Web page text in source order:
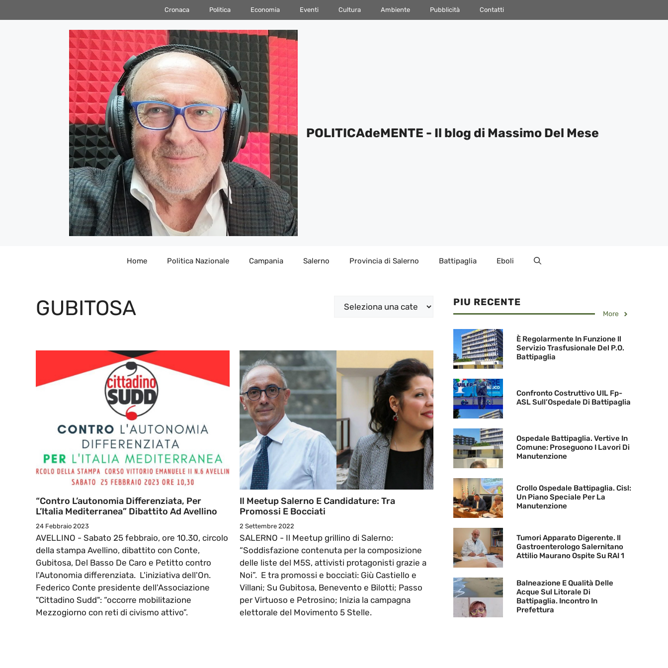
al
Cronaca Politica Economia Eventi Cultura Ambiente Pubblicità Contatti
POLITICAdeMENTE - Il blog di Massimo Del Mese
Home Politica Nazionale Campania Salerno Provincia di Salerno Battipaglia Eboli
GUBITOSA Categorie
“Contro L’autonomia Differenziata, Per
L’Italia Mediterranea” Dibattito Ad Avellino
24 Febbraio 2023
AVELLINO - Sabato 25 febbraio, ore 10.30, circolo
della stampa Avellino, dibattito con Conte,
Gubitosa, Del Basso De Caro e Petitto contro
l'Autonomia differenziata. L'iniziativa dell'On.
Federico Conte presidente dell'Associazione
"Cittadino Sudd": “occorre mobilitazione
Mezzogiorno con reti di civismo attivo”.
Il Meetup Salerno E Candidature: Tra
Promossi E Bocciati
2 Settembre 2022
SALERNO - Il Meetup grillino di Salerno:
“Soddisfazione contenuta per la composizione
delle liste del M5S, attivisti protagonisti grazie a
Noi”. E tra promossi e bocciati: Giù Castiello e
Villani; Su Gubitosa, Benevento e Bilotti; Passo
per Virtuoso e Petrosino; Inizia la campagna
elettorale del Movimento 5 Stelle.
PIU RECENTE
More
È Regolarmente In Funzione Il
Servizio Trasfusionale Del P.O.
Battipaglia
Confronto Costruttivo UIL Fp-
ASL Sull’Ospedale Di Battipaglia
Ospedale Battipaglia. Vertive In
Comune: Proseguono I Lavori Di
Manutenzione
Crollo Ospedale Battipaglia. Cisl:
Un Piano Speciale Per La
Manutenzione
Tumori Apparato Digerente. Il
Gastroenterologo Salernitano
Attilio Maurano Ospite Su RAI 1
Balneazione E Qualità Delle
Acque Sul Litorale Di
Battipaglia. Incontro In
Prefettura